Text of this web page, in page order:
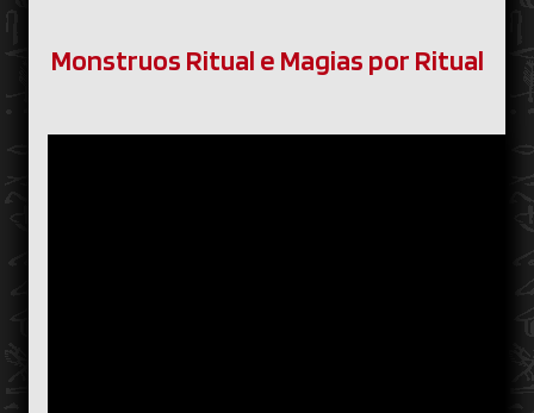
Monstruos Ritual e Magias por Ritual